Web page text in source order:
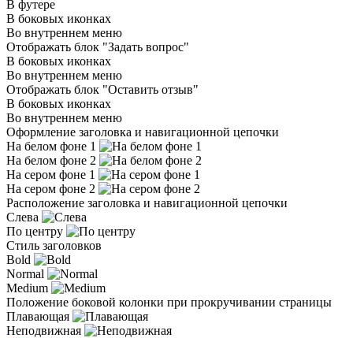
В футере
В боковых иконках
Во внутреннем меню
Отображать блок "Задать вопрос"
В боковых иконках
Во внутреннем меню
Отображать блок "Оставить отзыв"
В боковых иконках
Во внутреннем меню
Оформление заголовка и навигационной цепочки
На белом фоне 1
На белом фоне 2
На сером фоне 1
На сером фоне 2
Расположение заголовка и навигационной цепочки
Слева
По центру
Стиль заголовков
Bold
Normal
Medium
Положение боковой колонки при прокручивании страницы
Плавающая
Неподвижная